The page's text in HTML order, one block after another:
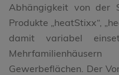
Abhängigkeit von der
Produkte „heatStixx“,
damit variabel
Gewerbeflächen. Der